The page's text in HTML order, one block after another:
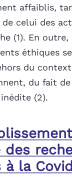
affaiblis,
celui des
(1). En outre,
éthiques
du
du fait
(2).
à la